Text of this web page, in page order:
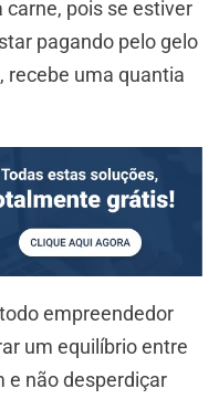
carne, pois se estiver
pagando pelo gelo
recebe uma quantia
empreendedor
um equilíbrio entre
e não desperdiçar